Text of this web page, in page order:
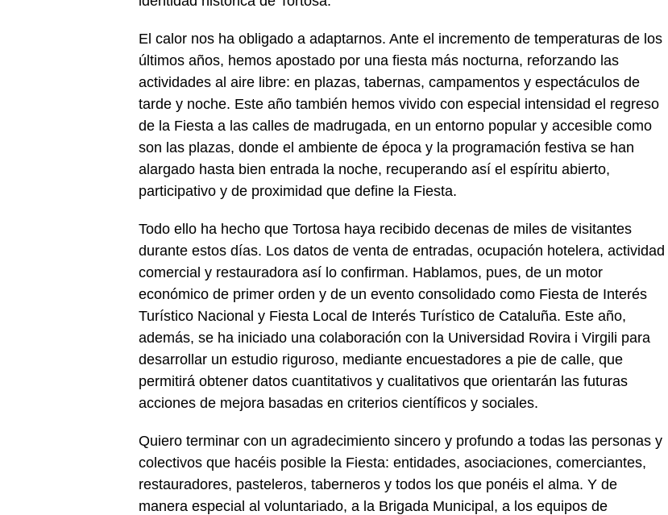
El calor nos ha obligado a adaptarnos. Ante el incremento de temperaturas de los
últimos años, hemos apostado por una fiesta más nocturna, reforzando las
actividades al aire libre: en plazas, tabernas, campamentos y espectáculos de
tarde y noche. Este año también hemos vivido con especial intensidad el regreso
de la Fiesta a las calles de madrugada, en un entorno popular y accesible como
son las plazas, donde el ambiente de época y la programación festiva se han
alargado hasta bien entrada la noche, recuperando así el espíritu abierto,
participativo y de proximidad que define la Fiesta.
Todo ello ha hecho que Tortosa haya recibido decenas de miles de visitantes
durante estos días. Los datos de venta de entradas, ocupación hotelera, actividad
comercial y restauradora así lo confirman. Hablamos, pues, de un motor
económico de primer orden y de un evento consolidado como Fiesta de Interés
Turístico Nacional y Fiesta Local de Interés Turístico de Cataluña. Este año,
además, se ha iniciado una colaboración con la Universidad Rovira i Virgili para
desarrollar un estudio riguroso, mediante encuestadores a pie de calle, que
permitirá obtener datos cuantitativos y cualitativos que orientarán las futuras
acciones de mejora basadas en criterios científicos y sociales.
Quiero terminar con un agradecimiento sincero y profundo a todas las personas y
colectivos que hacéis posible la Fiesta: entidades, asociaciones, comerciantes,
restauradores, pasteleros, taberneros y todos los que ponéis el alma. Y de
manera especial al voluntariado, a la Brigada Municipal, a los equipos de